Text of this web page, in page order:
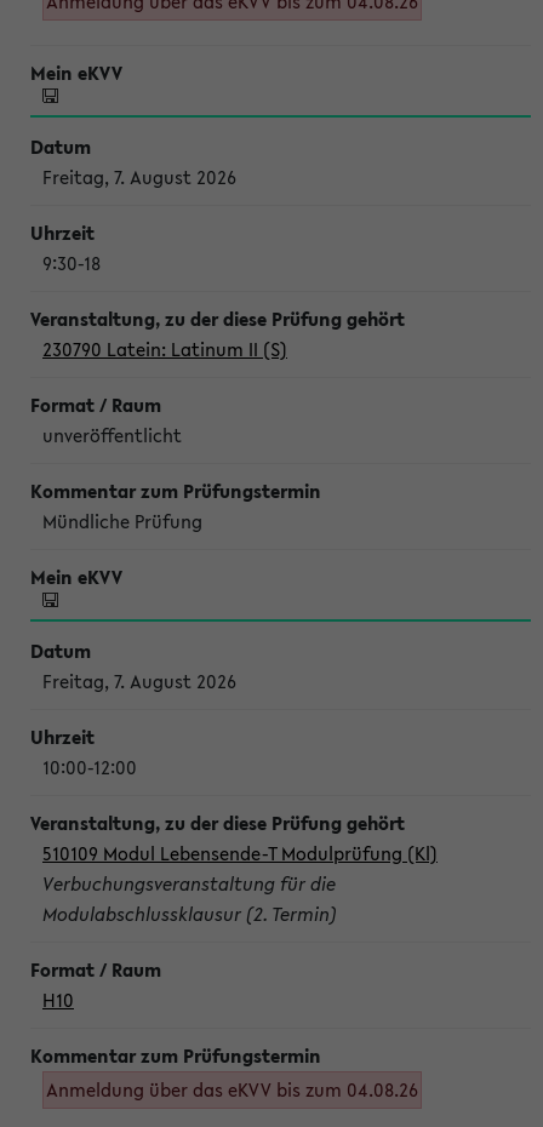
Freitag, 7. August 2026
9:30-18
230790 Latein: Latinum II (S)
unveröffentlicht
Mündliche Prüfung
Freitag, 7. August 2026
10:00-12:00
510109 Modul Lebensende-T Modulprüfung (Kl)
Verbuchungsveranstaltung für die
Modulabschlussklausur (2. Termin)
H10
Anmeldung über das eKVV bis zum 04.08.26